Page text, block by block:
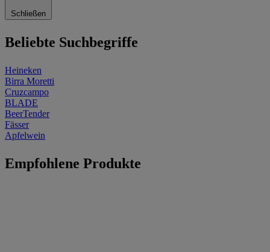
Schließen
Beliebte Suchbegriffe
Heineken
Birra Moretti
Cruzcampo
BLADE
BeerTender
Fässer
Apfelwein
Empfohlene Produkte